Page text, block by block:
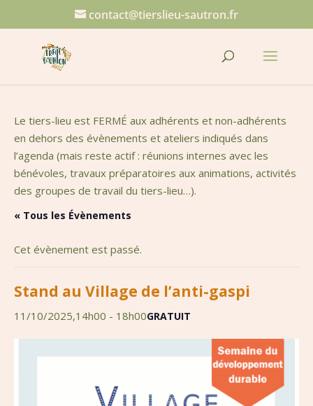
contact@tierslieu-sautron.fr
Le tiers-lieu est FERMÉ aux adhérents et non-adhérents
en dehors des évènements et ateliers indiqués dans
l’agenda (mais reste actif : réunions internes avec les
bénévoles, travaux préparatoires aux animations, activités
des groupes de travail du tiers-lieu…).
« Tous les Évènements
Cet évènement est passé.
Stand au Village de l’anti-gaspi
11/10/2025,14h00 - 18h00GRATUIT